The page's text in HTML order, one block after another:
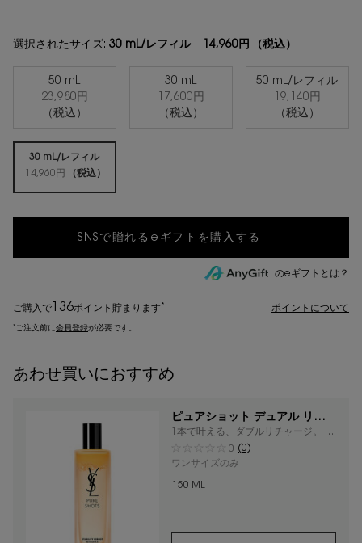
選択されたサイズ: 30 mL/レフィル- 14,960円 （税込）
選択済み
50 mL
23,980円
（税込）
, 1/4 選択済み
30 mL
17,600円
（税込）
, 2/4 選択済み
50 mL/レフィル
19,140円
（税込）
, 3/4
選択済み
30 mL/レフィル
14,960円
（税込）
, 4/4
のeギフトとは？
ご購入で 136ポイント 貯まります * ポイントについて
*ご注文前に会員登録が必要です。
あわせ買いにおすすめ
ピュアショット デュアル リチャ
ージローション
1本で叶える、ダブルリチャージ。 新
ローション登場。
0 (0)
ワンサイズのみ
150 ML